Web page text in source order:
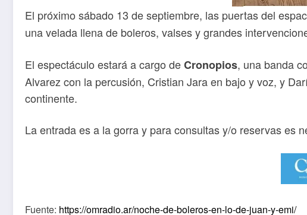
El próximo sábado 13 de septiembre, las puertas del
una velada llena de boleros, valses y grandes
El espectáculo estará a cargo deCronopios, una banda
Alvarez con la percusión, Cristian Jara en bajo y voz, y
continente.
La entrada es a la gorra y para consultas y/o reservas es
Fuente: https://omradio.ar/noche-de-boleros-en-lo-de-juan-y-emi/